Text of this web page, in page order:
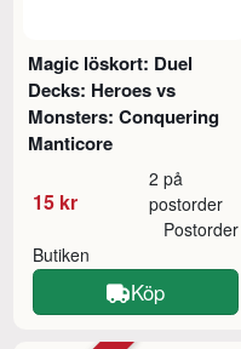
Magic löskort: Duel
Decks: Heroes vs
Monsters: Conquering
Manticore
15 kr
2 på
postorder
Butiken
Postorder
Köp